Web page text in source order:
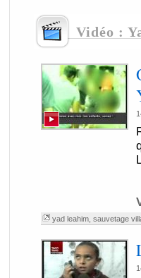
Vidéo :
yad leahim, sauvetage